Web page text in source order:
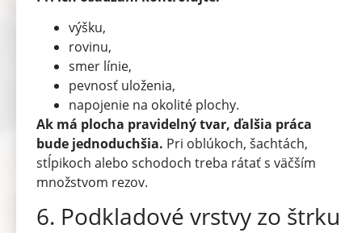
výšku,
rovinu,
smer línie,
pevnosť uloženia,
napojenie na okolité plochy.
Ak má plocha pravidelný tvar, ďalšia práca
bude jednoduchšia. Pri oblúkoch, šachtách,
stĺpikoch alebo schodoch treba rátať s väčším
množstvom rezov.
6. Podkladové vrstvy zo štrku